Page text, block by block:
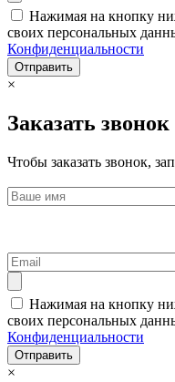
Нажимая на кнопку
своих персональных
Конфиденциальности
Отправить
×
Заказать звонок
Чтобы заказать звонок,
Нажимая на кнопку
своих персональных
Конфиденциальности
Отправить
×